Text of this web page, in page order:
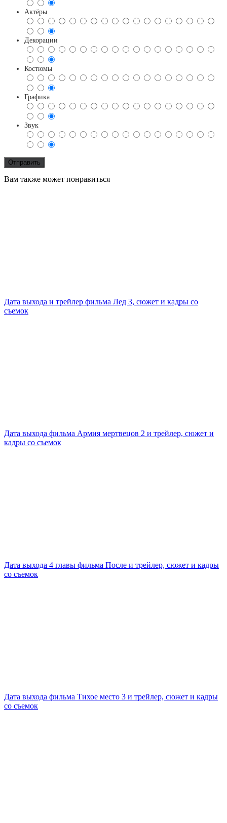
Актёры
Декорации
Костюмы
Графика
Звук
Вам также может понравиться
Дата выхода и трейлер фильма Лед 3, сюжет и кадры со
съемок
Дата выхода фильма Армия мертвецов 2 и трейлер, сюжет и
кадры со съемок
Дата выхода 4 главы фильма После и трейлер, сюжет и кадры
со съемок
Дата выхода фильма Тихое место 3 и трейлер, сюжет и кадры
со съемок